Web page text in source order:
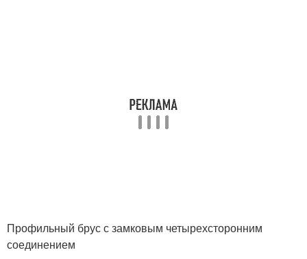
Профильный брус с замковым четырехсторонним
соединением